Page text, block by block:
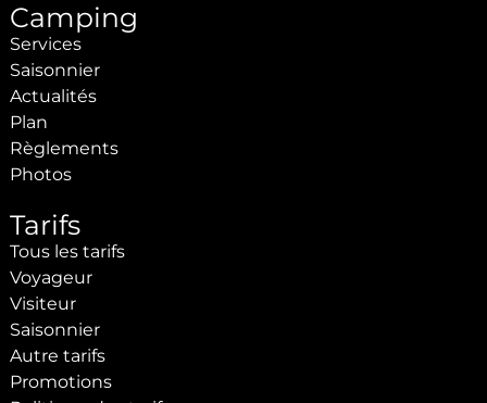
Camping
Services
Saisonnier
Actualités
Plan
Règlements
Photos
Tarifs
Tous les tarifs
Voyageur
Visiteur
Saisonnier
Autre tarifs
Promotions